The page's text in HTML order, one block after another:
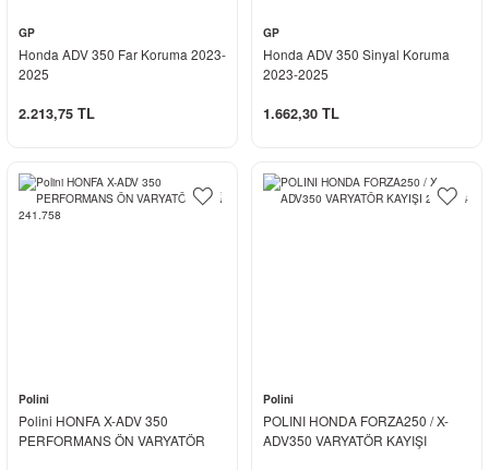
GP
Honda ADV 350 Far Koruma 2023-
2025
2.213,75 TL
GP
Honda ADV 350 Sinyal Koruma
2023-2025
1.662,30 TL
Polini
Polini HONFA X-ADV 350
PERFORMANS ÖN VARYATÖR
Polini
POLINI HONDA FORZA250 / X-
ADV350 VARYATÖR KAYIŞI